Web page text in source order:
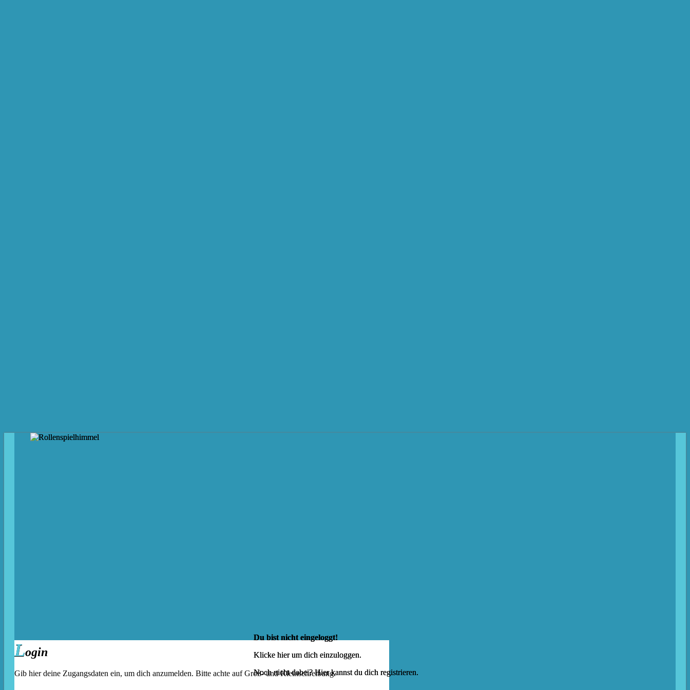
Du bist nicht eingeloggt!
Klicke hier um dich einzuloggen.
Noch nicht dabei? Hier kannst du dich registrieren.
Login
Gib hier deine Zugangsdaten ein, um dich anzumelden. Bitte achte auf Groß- und Kleinschreibung.